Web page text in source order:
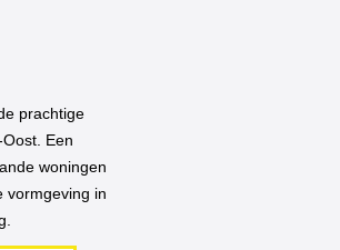
prachtige
Een
woningen
vormgeving in